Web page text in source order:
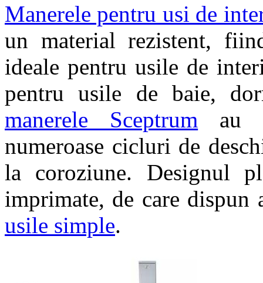
Manerele pentru usi de
un material rezistent,
ideale pentru usile de
pentru usile de baie,
manerele Sceptrum au
numeroase cicluri de
la coroziune. Designul
imprimate, de care dispun
usile simple.